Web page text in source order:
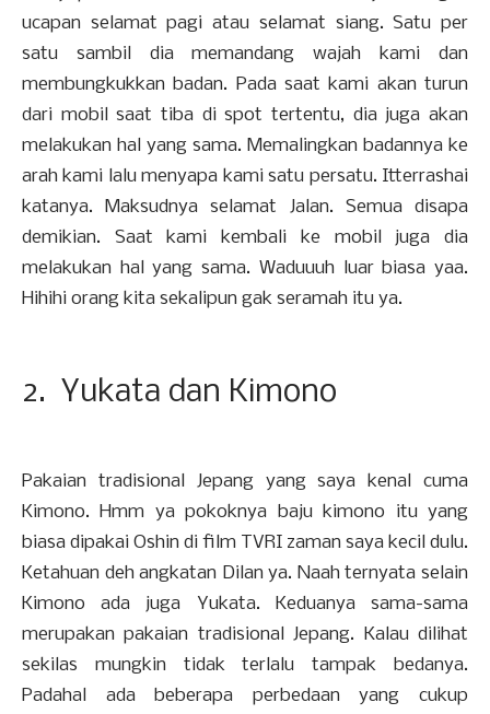
ucapan selamat pagi atau selamat siang. Satu per
satu sambil dia memandang wajah kami dan
membungkukkan badan. Pada saat kami akan turun
dari mobil saat tiba di spot tertentu, dia juga akan
melakukan hal yang sama. Memalingkan badannya ke
arah kami lalu menyapa kami satu persatu. Itterrashai
katanya. Maksudnya selamat Jalan. Semua disapa
demikian. Saat kami kembali ke mobil juga dia
melakukan hal yang sama. Waduuuh luar biasa yaa.
Hihihi orang kita sekalipun gak seramah itu ya.
2. Yukata dan Kimono
Pakaian tradisional Jepang yang saya kenal cuma
Kimono. Hmm ya pokoknya baju kimono itu yang
biasa dipakai Oshin di film TVRI zaman saya kecil dulu.
Ketahuan deh angkatan Dilan ya. Naah ternyata selain
Kimono ada juga Yukata. Keduanya sama-sama
merupakan pakaian tradisional Jepang. Kalau dilihat
sekilas mungkin tidak terlalu tampak bedanya.
Padahal ada beberapa perbedaan yang cukup